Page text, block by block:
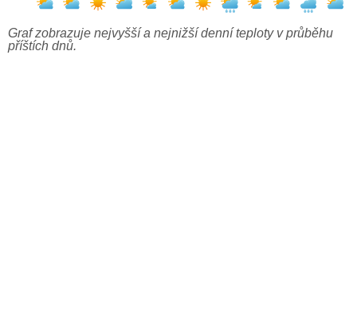
Graf zobrazuje nejvyšší a nejnižší denní teploty v průběhu
příštích dnů.